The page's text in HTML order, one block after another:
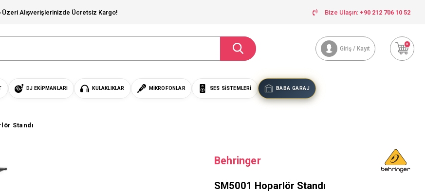
Üzeri Alışverişlerinizde Ücretsiz Kargo! Bize Ulaşın: +90 212 706 10 52
Giriş / Kayıt
0
DJ EKIPMANLARI KULAKLIKLAR MIKROFONLAR SES SISTEMLERI BABA GARAJ
Standı
Behringer
SM5001 Hoparlör Standı